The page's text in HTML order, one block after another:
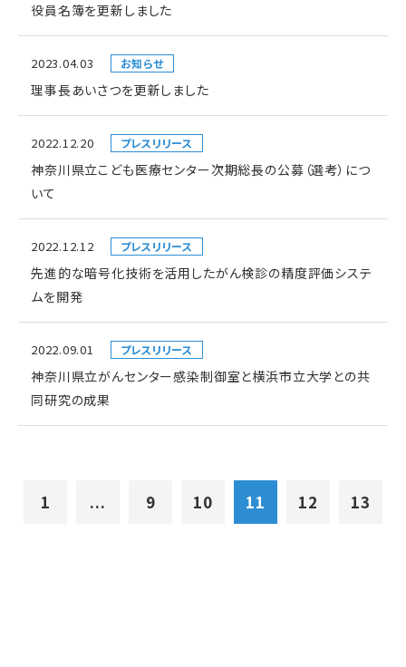
役員名簿を更新しました
2023.04.03 お知らせ
理事長あいさつを更新しました
2022.12.20 プレスリリース
神奈川県立こども医療センター次期総長の公募（選考）につ
いて
2022.12.12 プレスリリース
先進的な暗号化技術を活用したがん検診の精度評価システ
ムを開発
2022.09.01 プレスリリース
神奈川県立がんセンター感染制御室と横浜市立大学との共
同研究の成果
1 ... 9 10 11 12 13